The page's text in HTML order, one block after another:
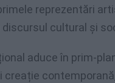
reprezentări
cultural și
aduce în prim-
creație